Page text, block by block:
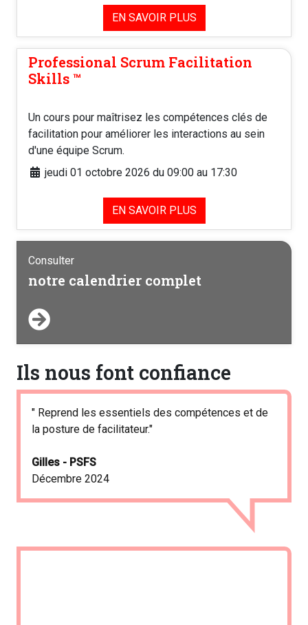
EN SAVOIR PLUS
Professional Scrum Facilitation
Skills ™️
Un cours pour maîtrisez les compétences clés de
facilitation pour améliorer les interactions au sein
d'une équipe Scrum.
jeudi 01 octobre 2026 du 09:00 au 17:30
EN SAVOIR PLUS
Consulter
notre calendrier complet
Ils nous font confiance
" Reprend les essentiels des compétences et de
la posture de facilitateur."
Gilles - PSFS
Décembre 2024